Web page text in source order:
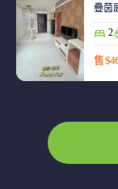
疊茵
2
售